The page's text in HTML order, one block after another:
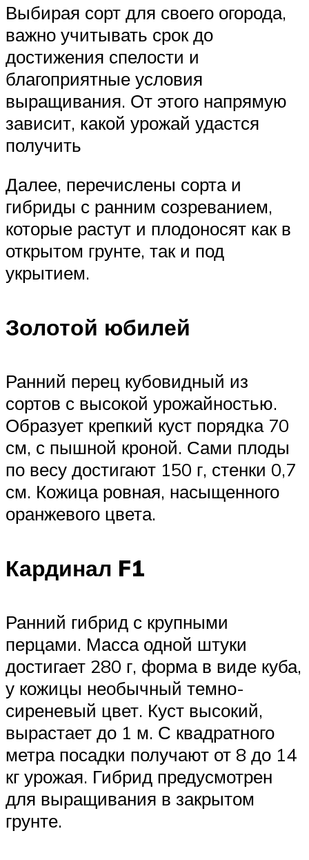
Выбирая сорт для своего огорода,
важно учитывать срок до
достижения спелости и
благоприятные условия
выращивания. От этого напрямую
зависит, какой урожай удастся
получить
Далее, перечислены сорта и
гибриды с ранним созреванием,
которые растут и плодоносят как в
открытом грунте, так и под
укрытием.
Золотой юбилей
Ранний перец кубовидный из
сортов с высокой урожайностью.
Образует крепкий куст порядка 70
см, с пышной кроной. Сами плоды
по весу достигают 150 г, стенки 0,7
см. Кожица ровная, насыщенного
оранжевого цвета.
Кардинал F1
Ранний гибрид с крупными
перцами. Масса одной штуки
достигает 280 г, форма в виде куба,
у кожицы необычный темно-
сиреневый цвет. Куст высокий,
вырастает до 1 м. С квадратного
метра посадки получают от 8 до 14
кг урожая. Гибрид предусмотрен
для выращивания в закрытом
грунте.